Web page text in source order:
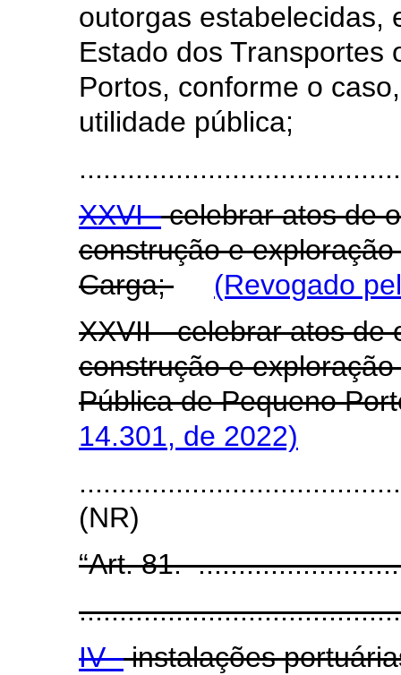
outorgas estabelecidas,
Estado dos Transportes
Portos, conforme o
utilidade pública;
XXVI -celebrar atos de
construção e
Carga;
(Revogado
XXVII - celebrar atos de
construção e
Pública de Pequeno
14.301, de 2022)
(NR)
“Art. 81.
IV -instalações